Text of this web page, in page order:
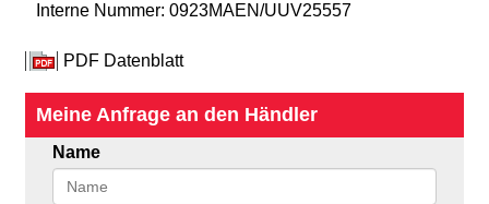
Interne Nummer: 0923MAEN/UUV25557
PDF Datenblatt
Meine Anfrage an den Händler
Name